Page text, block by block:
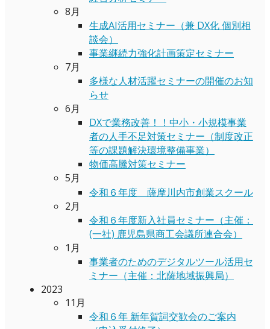
8月
生成AI活用セミナー（兼 DX化 個別相
談会）
事業継続力強化計画策定セミナー
7月
多様な人材活躍セミナーの開催のお知
らせ
6月
DXで業務改善！！中小・小規模事業
者の人手不足対策セミナー（制度改正
等の課題解決環境整備事業）
物価高騰対策セミナー
5月
令和６年度 薩摩川内市創業スクール
2月
令和６年度新入社員セミナー（主催：
(一社) 鹿児島県商工会議所連合会）
1月
事業者のためのデジタルツール活用セ
ミナー（主催：北薩地域振興局）
2023
11月
令和６年 新年賀詞交歓会のご案内